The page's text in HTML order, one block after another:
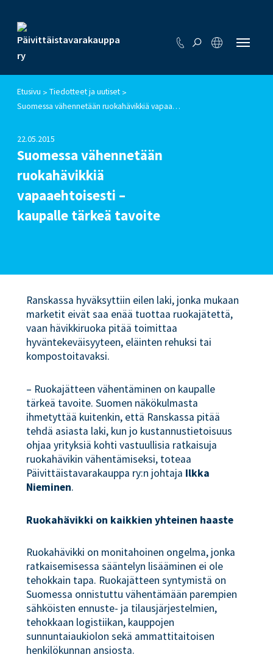
Etusivu > Tiedotteet ja uutiset >
Suomessa vähennetään ruokahävikkiä vapaaehtoisesti – kaupalle tärkeä tavoite
22.05.2015
Suomessa vähennetään
ruokahävikkiä
vapaaehtoisesti –
kaupalle tärkeä tavoite
Ranskassa hyväksyttiin eilen laki, jonka mukaan
marketit eivät saa enää tuottaa ruokajätettä,
vaan hävikkiruoka pitää toimittaa
hyväntekeväisyyteen, eläinten rehuksi tai
kompostoitavaksi.
– Ruokajätteen vähentäminen on kaupalle
tärkeä tavoite. Suomen näkökulmasta
ihmetyttää kuitenkin, että Ranskassa pitää
tehdä asiasta laki, kun jo kustannustietoisuus
ohjaa yrityksiä kohti vastuullisia ratkaisuja
ruokahävikin vähentämiseksi, toteaa
Päivittäistavarakauppa ry:n johtaja Ilkka
Nieminen.
Ruokahävikki on kaikkien yhteinen haaste
Ruokahävikki on monitahoinen ongelma, jonka
ratkaisemisessa sääntelyn lisääminen ei ole
tehokkain tapa. Ruokajätteen syntymistä on
Suomessa onnistuttu vähentämään parempien
sähköisten ennuste- ja tilausjärjestelmien,
tehokkaan logistiikan, kauppojen
sunnuntaiaukiolon sekä ammattitaitoisen
henkilökunnan ansiosta.